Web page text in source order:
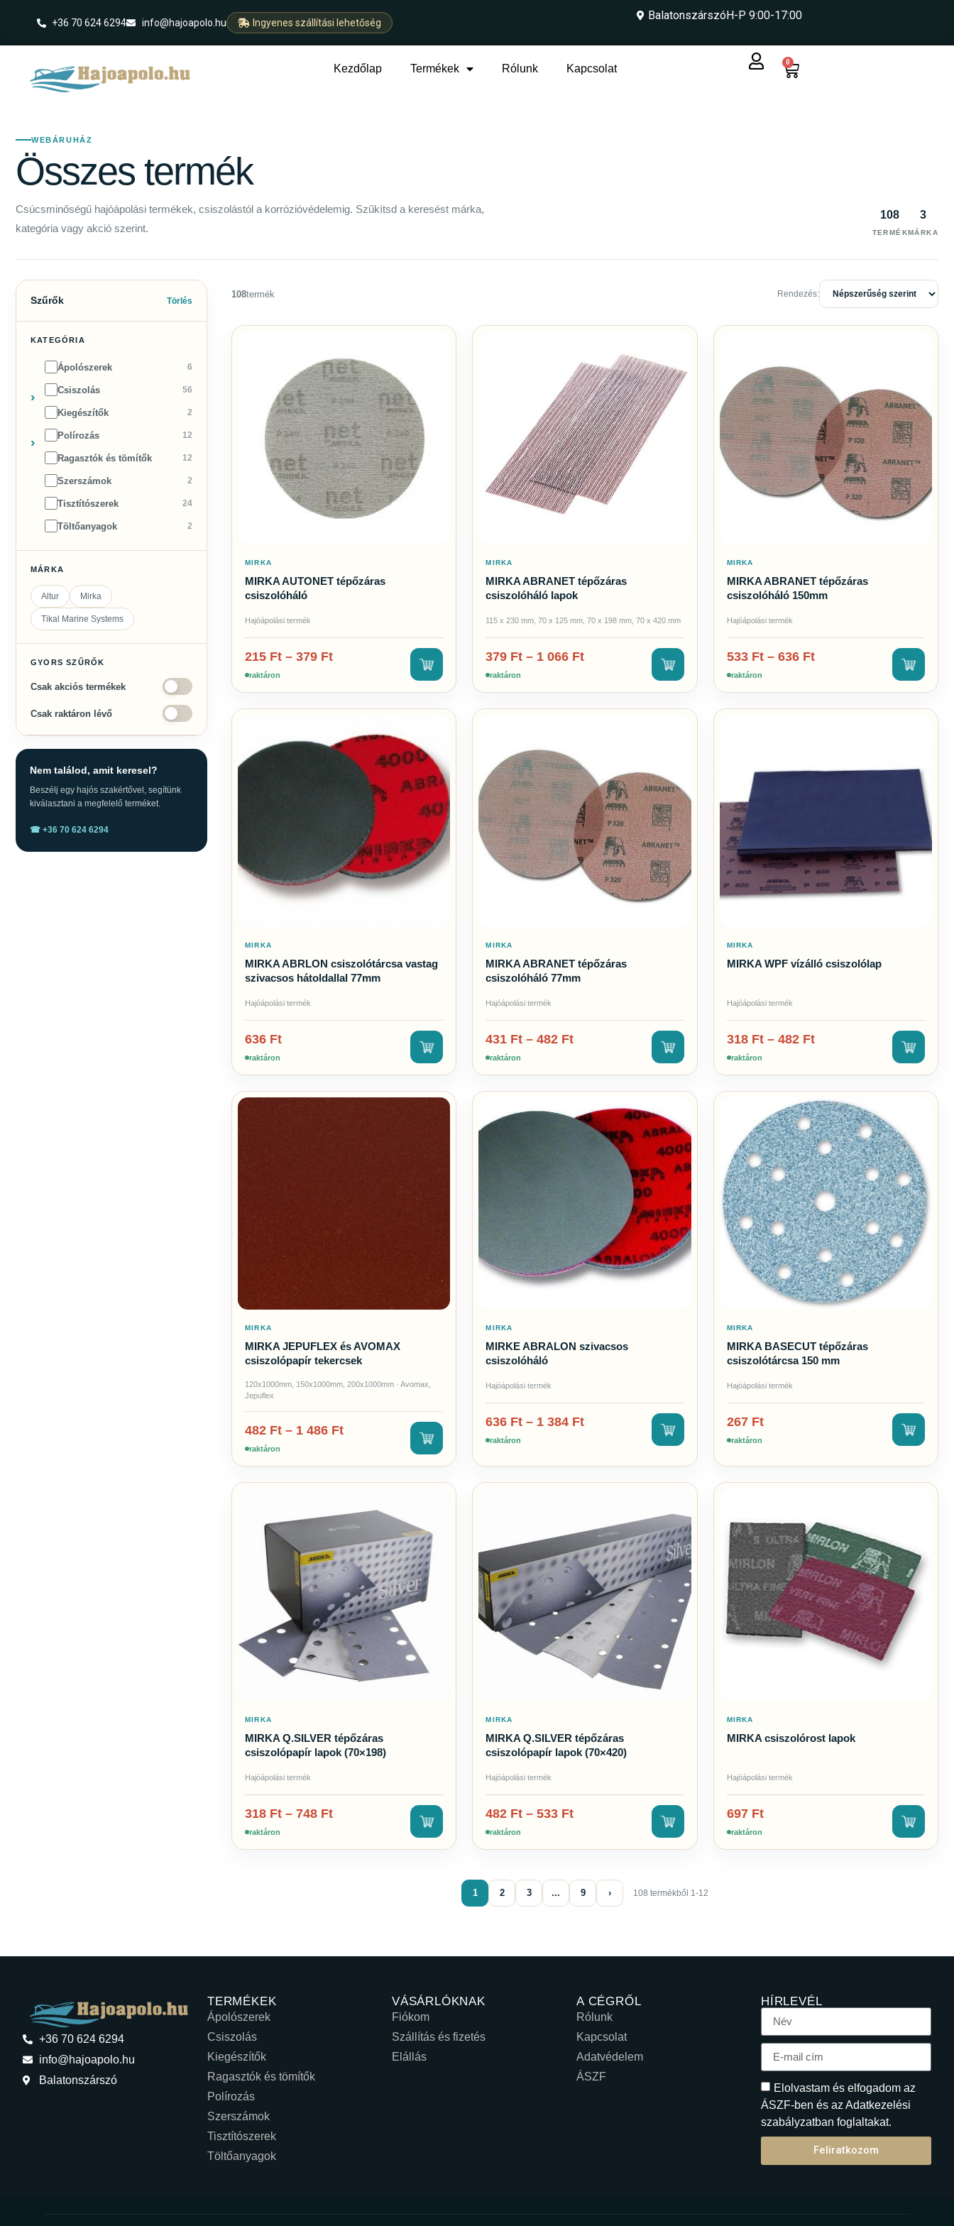
+36 70 624 6294 info@hajoapolo.hu Ingyenes szállítási lehetőség
BalatonszárszóH-P 9:00-17:00
Kezdőlap Termékek Rólunk Kapcsolat
0
WEBÁRUHÁZ
Összes termék
Csúcsminőségű hajóápolási termékek, csiszolástól a korrózióvédelemig. Szűkítsd a keresést márka,
kategória vagy akció szerint.
108
TERMÉK
3
MÁRKA
Szűrők Törlés
KATEGÓRIA
Ápolószerek 6
Csiszolás 56
Kiegészítők 2
Polírozás 12
Ragasztók és tömítők 12
Szerszámok 2
Tisztítószerek 24
Töltőanyagok 2
MÁRKA
Altur Mirka
Tikal Marine Systems
GYORS SZŰRŐK
Csak akciós termékek
Csak raktáron lévő
Nem találod, amit keresel?
Beszélj egy hajós szakértővel, segítünk
kiválasztani a megfelelő terméket.
☎ +36 70 624 6294
108termék Rendezés:
MIRKA
MIRKA AUTONET tépőzáras
csiszolóháló
Hajóápolási termék
215 Ft – 379 Ft
raktáron
MIRKA
MIRKA ABRANET tépőzáras
csiszolóháló lapok
115 x 230 mm, 70 x 125 mm, 70 x 198 mm, 70 x 420 mm
379 Ft – 1 066 Ft
raktáron
MIRKA
MIRKA ABRANET tépőzáras
csiszolóháló 150mm
Hajóápolási termék
533 Ft – 636 Ft
raktáron
MIRKA
MIRKA ABRLON csiszolótárcsa vastag
szivacsos hátoldallal 77mm
Hajóápolási termék
636 Ft
raktáron
MIRKA
MIRKA ABRANET tépőzáras
csiszolóháló 77mm
Hajóápolási termék
431 Ft – 482 Ft
raktáron
MIRKA
MIRKA WPF vízálló csiszolólap
Hajóápolási termék
318 Ft – 482 Ft
raktáron
MIRKA
MIRKA JEPUFLEX és AVOMAX
csiszolópapír tekercsek
120x1000mm, 150x1000mm, 200x1000mm · Avomax,
Jepuflex
482 Ft – 1 486 Ft
raktáron
MIRKA
MIRKE ABRALON szivacsos
csiszolóháló
Hajóápolási termék
636 Ft – 1 384 Ft
raktáron
MIRKA
MIRKA BASECUT tépőzáras
csiszolótárcsa 150 mm
Hajóápolási termék
267 Ft
raktáron
MIRKA
MIRKA Q.SILVER tépőzáras
csiszolópapír lapok (70×198)
Hajóápolási termék
318 Ft – 748 Ft
raktáron
MIRKA
MIRKA Q.SILVER tépőzáras
csiszolópapír lapok (70×420)
Hajóápolási termék
482 Ft – 533 Ft
raktáron
MIRKA
MIRKA csiszolórost lapok
Hajóápolási termék
697 Ft
raktáron
1 2 3 ... 9 › 108 termékből 1-12
+36 70 624 6294
info@hajoapolo.hu
Balatonszárszó
TERMÉKEK
Ápolószerek
Csiszolás
Kiegészítők
Ragasztók és tömítők
Polírozás
Szerszámok
Tisztítószerek
Töltőanyagok
VÁSÁRLÓKNAK
Fiókom
Szállítás és fizetés
Elállás
A CÉGRŐL
Rólunk
Kapcsolat
Adatvédelem
ÁSZF
HÍRLEVÉL
Elolvastam és elfogadom az
ÁSZF-ben és az Adatkezelési
szabályzatban foglaltakat.
Feliratkozom